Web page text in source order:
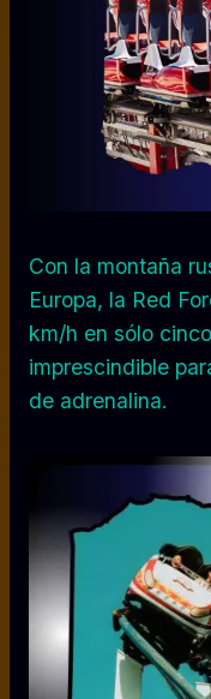
Con la montaña
Europa, la Red
km/h en sólo
imprescindible
de adrenalina.